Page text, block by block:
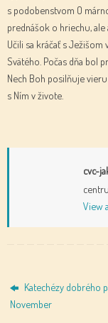
s podobenstvom O
prednášok o hriechu, ale
Učili sa kráčať s
Svätého. Počas dňa bol
Nech Boh posilňuje
s Ním v živote.
cvc-
View
Katechézy dobrého
November